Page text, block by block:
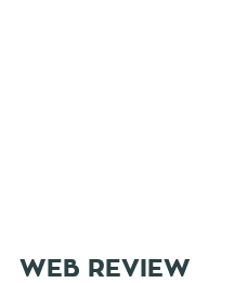
WEB REVIEW